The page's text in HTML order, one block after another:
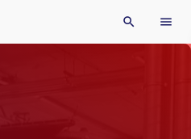
search menu